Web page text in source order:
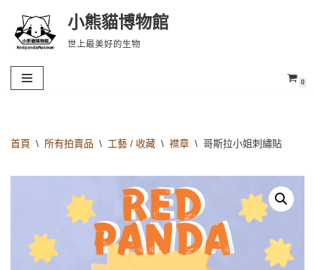
Skip
content
小熊貓博物館
世上最美好的生物
0
首頁 \ 所有拍賣品 \ 工藝 / 收藏 \ 襟章 \ 哥斯拉小姐刺繡貼